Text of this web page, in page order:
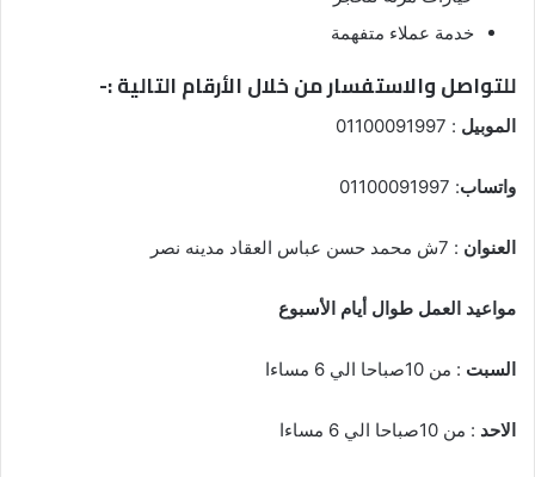
خدمة عملاء متفهمة
للتواصل والاستفسار من خلال الأرقام التالية :-
الموبيل : 01100091997
واتساب: 01100091997
العنوان : 7ش محمد حسن عباس العقاد مدينه نصر
مواعيد العمل طوال أيام الأسبوع
السبت : من 10صباحا الي 6 مساءا
الاحد : من 10صباحا الي 6 مساءا